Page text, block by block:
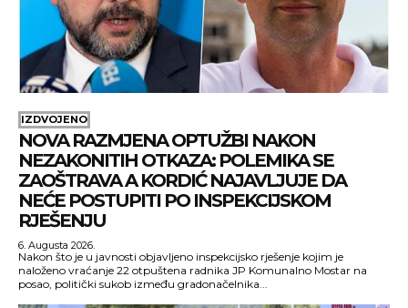
IZDVOJENO
NOVA RAZMJENA OPTUŽBI NAKON
NEZAKONITIH OTKAZA: POLEMIKA SE
ZAOŠTRAVA A KORDIĆ NAJAVLJUJE DA
NEĆE POSTUPITI PO INSPEKCIJSKOM
RJEŠENJU
6. Augusta 2026.
Nakon što je u javnosti objavljeno inspekcijsko rješenje kojim je
naloženo vraćanje 22 otpuštena radnika JP Komunalno Mostar na
posao, politički sukob između gradonačelnika...